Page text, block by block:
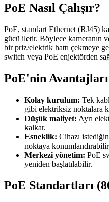
PoE Nasıl Çalışır?
PoE, standart Ethernet (RJ45)
gücü iletir. Böylece kameranın
bir priz/elektrik hattı çekmeye
switch veya PoE enjektörden
PoE'nin Avantajları
Kolay kurulum: Tek
gibi elektriksiz noktalara
Düşük maliyet: Ayrı
kalkar.
Esneklik: Cihazı
noktaya
Merkezi yönetim: PoE
yeniden başlatılabilir.
PoE Standartları